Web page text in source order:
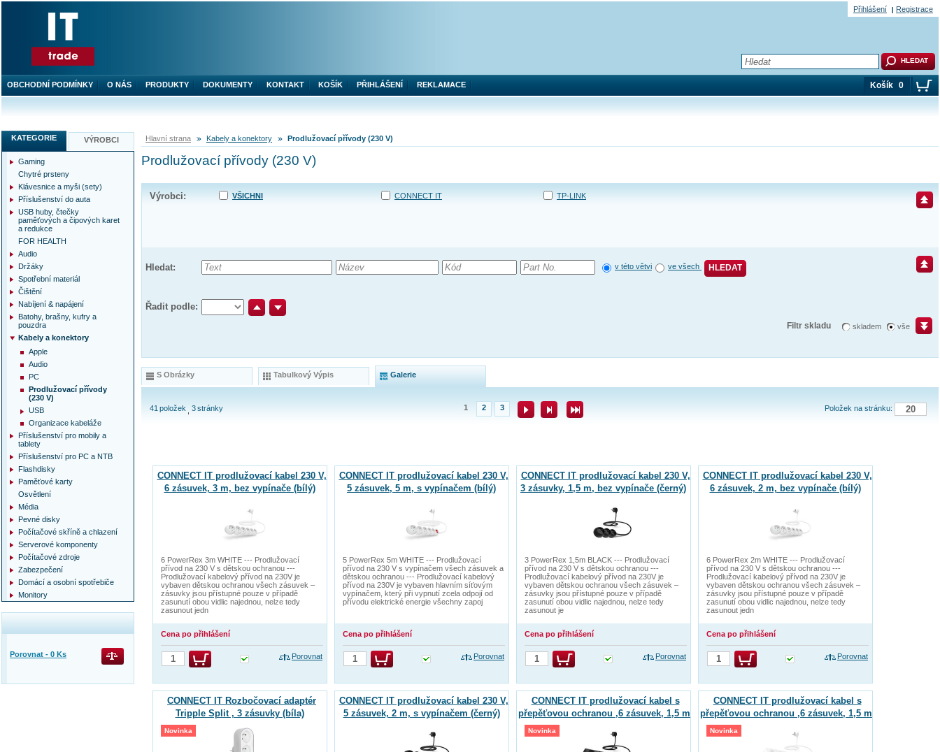
Hlavní strana Kabely a konektory Prodlužovací přívody (230 V)
Prodlužovací přívody (230 V)
Výrobci: VŠICHNI CONNECT IT TP-LINK
Hledat: v této větvi ve všech HLEDAT
Řadit podle:
Filtr skladu skladem vše
S Obrázky Tabulkový Výpis Galerie
Položek na stránku:
41 položek 3stránky 1 2 3
CONNECT IT prodlužovací kabel 230 V,
6 zásuvek, 3 m, bez vypínače (bílý)
6 PowerRex 3m WHITE --- Prodlužovací
přívod na 230 V s dětskou ochranou ---
Prodlužovací kabelový přívod na 230V je
vybaven dětskou ochranou všech zásuvek –
zásuvky jsou přístupné pouze v případě
zasunutí obou vidlic najednou, nelze tedy
zasunout jedn
Cena po přihlášení
Porovnat
CONNECT IT prodlužovací kabel 230 V,
5 zásuvek, 5 m, s vypínačem (bílý)
5 PowerRex 5m WHITE --- Prodlužovací
přívod na 230 V s vypínačem všech zásuvek a
dětskou ochranou --- Prodlužovací kabelový
přívod na 230V je vybaven hlavním síťovým
vypínačem, který při vypnutí zcela odpojí od
přívodu elektrické energie všechny zapoj
Cena po přihlášení
Porovnat
CONNECT IT prodlužovací kabel 230 V,
3 zásuvky, 1,5 m, bez vypínače (černý)
3 PowerRex 1,5m BLACK --- Prodlužovací
přívod na 230 V s dětskou ochranou ---
Prodlužovací kabelový přívod na 230V je
vybaven dětskou ochranou všech zásuvek –
zásuvky jsou přístupné pouze v případě
zasunutí obou vidlic najednou, nelze tedy
zasunout je
Cena po přihlášení
Porovnat
CONNECT IT prodlužovací kabel 230 V,
6 zásuvek, 2 m, bez vypínače (bílý)
6 PowerRex 2m WHITE --- Prodlužovací
přívod na 230 V s dětskou ochranou ---
Prodlužovací kabelový přívod na 230V je
vybaven dětskou ochranou všech zásuvek –
zásuvky jsou přístupné pouze v případě
zasunutí obou vidlic najednou, nelze tedy
zasunout jedn
Cena po přihlášení
Porovnat
CONNECT IT Rozbočovací adaptér
Tripple Split , 3 zásuvky (bíla)
Novinka
CONNECT IT prodlužovací kabel 230 V,
5 zásuvek, 2 m, s vypínačem (černý)
CONNECT IT prodlužovací kabel s
přepěťovou ochranou ,6 zásuvek, 1,5 m
Novinka
CONNECT IT prodlužovací kabel s
přepěťovou ochranou ,6 zásuvek, 1,5 m
Novinka
KATEGORIE VÝROBCI
Gaming
Chytré prsteny
Klávesnice a myši (sety)
Příslušenství do auta
USB huby, čtečky
paměťových a čipových karet
a redukce
FOR HEALTH
Audio
Držáky
Spotřební materiál
Čištění
Nabíjení & napájení
Batohy, brašny, kufry a
pouzdra
Kabely a konektory
Apple
Audio
PC
Prodlužovací přívody
(230 V)
USB
Organizace kabeláže
Příslušenství pro mobily a
tablety
Příslušenství pro PC a NTB
Flashdisky
Paměťové karty
Osvětlení
Média
Pevné disky
Počítačové skříně a chlazení
Serverové komponenty
Počítačové zdroje
Zabezpečení
Domácí a osobní spotřebiče
Monitory
Porovnat - 0 Ks
OBCHODNÍ PODMÍNKY O NÁS PRODUKTY DOKUMENTY KONTAKT KOŠÍK PŘIHLÁŠENÍ REKLAMACE Košík 0
Přihlášení Registrace